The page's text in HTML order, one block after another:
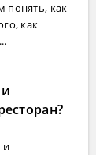
понять, как
как
и